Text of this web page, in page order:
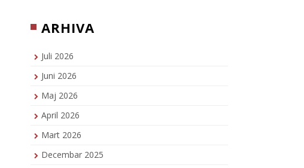
ARHIVA
Juli 2026
Juni 2026
Maj 2026
April 2026
Mart 2026
Decembar 2025